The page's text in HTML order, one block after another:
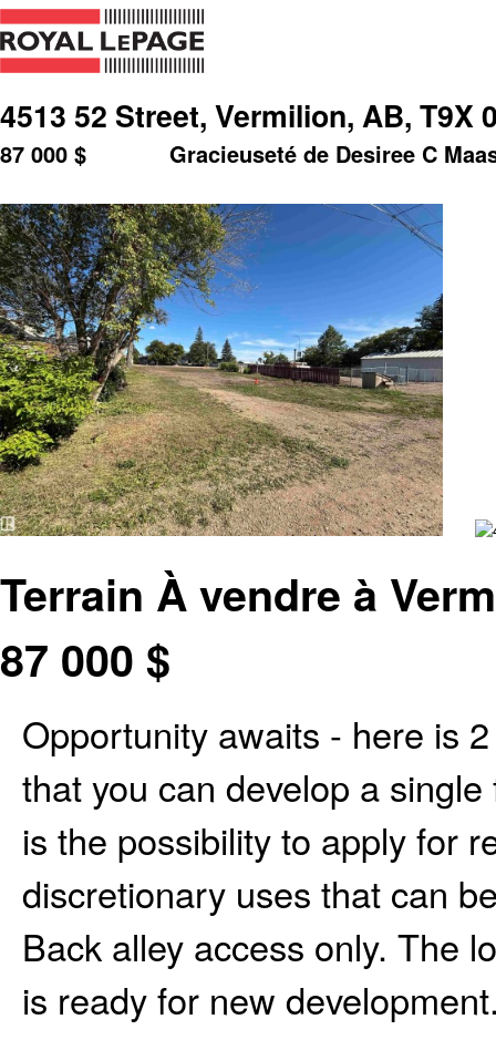
4513 52 Street, Vermilion, AB, T9X
Gracieuseté de Desiree C
87 000 $
Terrain À vendre à
87 000 $
Opportunity awaits - here is
that you can develop a
is the possibility to apply for
discretionary uses that can
Back alley access only. The
is ready for new